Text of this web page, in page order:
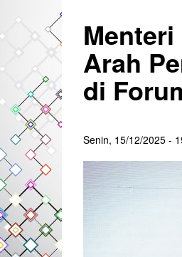
Arah
di
Senin, 15/12/2025 -